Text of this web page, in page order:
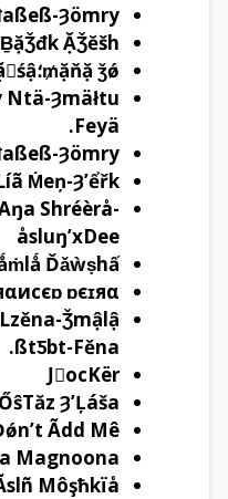
Ȝömry.
ẶǮĕšh
ặňặ ǯǿ₥؛ỷ ₥ặƨđặř ặٍśậ
Ntä-Ȝmäłtu
Feyä.
Ȝömry.
Ṁeņ-Ȝ’ểřk
Shréèrå-
åsluŋ’xDee
Ďǎẁṣhấ
ɒєɪяα.
Ǯmậlậ
ßtƼbt-Fěna.
JّocKër
Ȝ’Ļáša
Ãdd Mê.
Magnoona.
Môşħkïå.